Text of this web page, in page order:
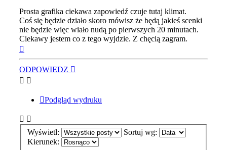
Prosta grafika ciekawa zapowiedź czuje tutaj klimat.
Coś się będzie działo skoro mówisz że będą jakieś scenki
nie będzie więc wiało nudą po pierwszych 20 minutach.
Ciekawy jestem co z tego wyjdzie. Z chęcią zagram.
ODPOWIEDZ
Podgląd wydruku
Wyświetl:
Sortuj wg:
Kierunek: